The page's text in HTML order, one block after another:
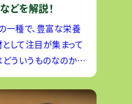
どを解説！
して注目が集まって
ういうものなのか、
紹介していきます。 ユーグレナの名前の意味 ユーグ